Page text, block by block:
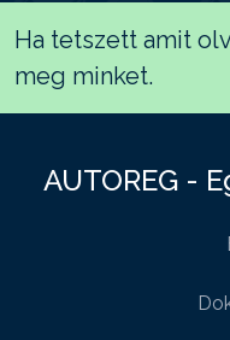
Ha tetszett amit
meg minket.
AUTOREG -